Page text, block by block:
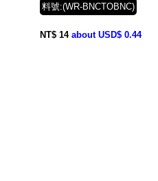
料號:(WR-BNCTOBNC)
NT$ 14 about USD$ 0.44